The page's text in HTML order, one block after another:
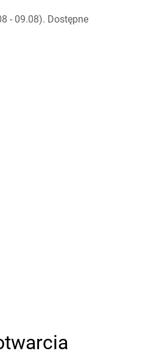
- 09.08). Dostępne